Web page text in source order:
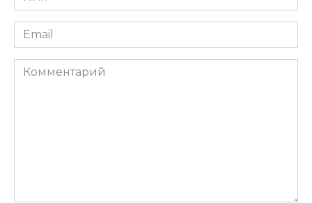
*
Email
*
Комментарий